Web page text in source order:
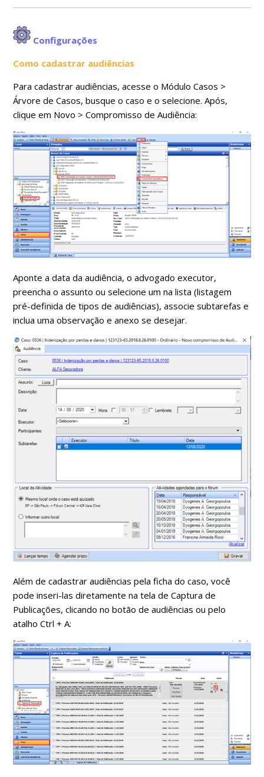
Configurações
Como cadastrar audiências
Para cadastrar audiências, acesse o Módulo Casos >
Árvore de Casos, busque o caso e o selecione. Após,
clique em Novo > Compromisso de Audiência:
Aponte a data da audiência, o advogado executor,
preencha o assunto ou selecione um na lista (listagem
pré-definida de tipos de audiências), associe subtarefas e
inclua uma observação e anexo se desejar.
Além de cadastrar audiências pela ficha do caso, você
pode inseri-las diretamente na tela de Captura de
Publicações, clicando no botão de audiências ou pelo
atalho Ctrl + A: